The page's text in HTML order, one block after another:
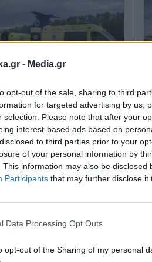
- Media.gr
opt-out of the sale, sharing to third
for targeted advertising by us,
selection. Please note that after your
interest-based ads based on
to third parties prior to your
of your personal information by
This information may also be disclosed
Participants that may further disclose it
Data Processing Opt Outs
opt-out of the Sharing of my personal
23.11.2025 15:30
NEWSROOM
κρίσιμη
το ζευγάρι που
από